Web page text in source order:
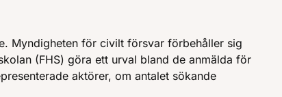
Myndigheten för civilt försvar förbehåller sig
(FHS) göra ett urval bland de anmälda för
aktörer, om antalet sökande